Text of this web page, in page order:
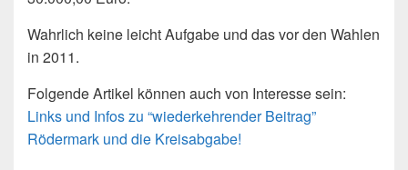
Wahrlich keine leicht Aufgabe und das vor den Wahlen
in 2011.
Folgende Artikel können auch von Interesse sein:
Links und Infos zu “wiederkehrender Beitrag”
Rödermark und die Kreisabgabe!